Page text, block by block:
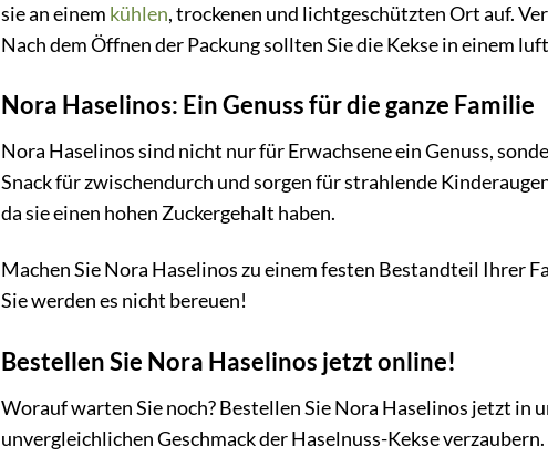
sie an einem kühlen, trockenen und lichtgeschützten Ort auf.
Nach dem Öffnen der Packung sollten Sie die Kekse in einem
Nora Haselinos: Ein Genuss für die ganze Familie
Nora Haselinos sind nicht nur für Erwachsene ein Genuss,
Snack für zwischendurch und sorgen für strahlende
da sie einen hohen Zuckergehalt haben.
Machen Sie Nora Haselinos zu einem festen Bestandteil Ihrer
Sie werden es nicht bereuen!
Bestellen Sie Nora Haselinos jetzt online!
Worauf warten Sie noch? Bestellen Sie Nora Haselinos jetzt in
unvergleichlichen Geschmack der Haselnuss-Kekse